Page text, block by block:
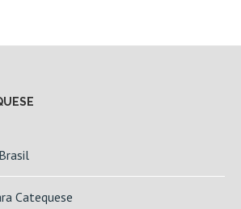
Catequese